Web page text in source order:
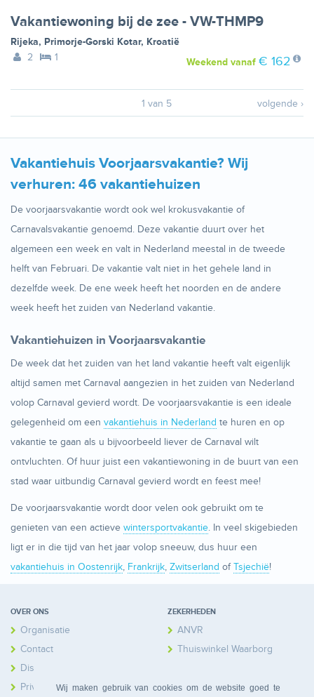
Wij maken gebruik van cookies om de website goed te
Vakantiewoning bij de zee - VW-THMP9
Rijeka, Primorje-Gorski Kotar, Kroatië
2
1 Weekendvanaf € 162
1 van 5 volgende ›
Vakantiehuis Voorjaarsvakantie? Wij
verhuren: 46 vakantiehuizen
De voorjaarsvakantie wordt ook wel krokusvakantie of
Carnavalsvakantie genoemd. Deze vakantie duurt over het
algemeen een week en valt in Nederland meestal in de tweede
helft van Februari. De vakantie valt niet in het gehele land in
dezelfde week. De ene week heeft het noorden en de andere
week heeft het zuiden van Nederland vakantie.
Vakantiehuizen in Voorjaarsvakantie
De week dat het zuiden van het land vakantie heeft valt eigenlijk
altijd samen met Carnaval aangezien in het zuiden van Nederland
volop Carnaval gevierd wordt. De voorjaarsvakantie is een ideale
gelegenheid om een vakantiehuis in Nederland te huren en op
vakantie te gaan als u bijvoorbeeld liever de Carnaval wilt
ontvluchten. Of huur juist een vakantiewoning in de buurt van een
stad waar uitbundig Carnaval gevierd wordt en feest mee!
De voorjaarsvakantie wordt door velen ook gebruikt om te
genieten van een actieve wintersportvakantie. In veel skigebieden
ligt er in die tijd van het jaar volop sneeuw, dus huur een
vakantiehuis in Oostenrijk, Frankrijk, Zwitserland ofTsjechië!
OVER ONS
Organisatie
Contact
Disclaimer
Privacy
ZEKERHEDEN
ANVR
Thuiswinkel Waarborg